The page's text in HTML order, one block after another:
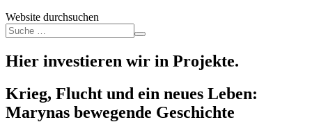
Website durchsuchen
Hier investieren wir in Projekte.
Krieg, Flucht und ein neues Leben:
Marynas bewegende Geschichte